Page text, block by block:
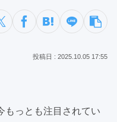
2025.10.05 17:55
もっとも注目されてい